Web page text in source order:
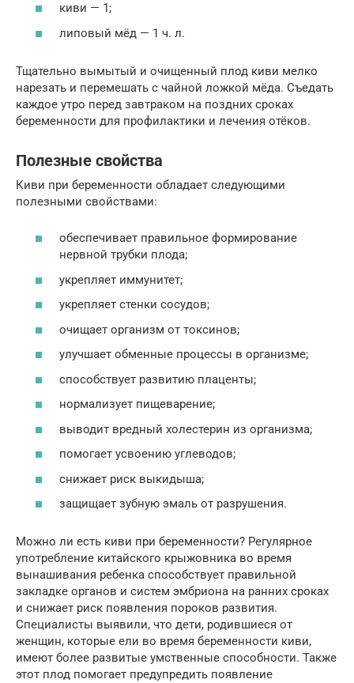
киви — 1;
липовый мёд — 1 ч. л.
Тщательно вымытый и очищенный плод киви мелко
нарезать и перемешать с чайной ложкой мёда. Съедать
каждое утро перед завтраком на поздних сроках
беременности для профилактики и лечения отёков.
Полезные свойства
Киви при беременности обладает следующими
полезными свойствами:
обеспечивает правильное формирование
нервной трубки плода;
укрепляет иммунитет;
укрепляет стенки сосудов;
очищает организм от токсинов;
улучшает обменные процессы в организме;
способствует развитию плаценты;
нормализует пищеварение;
выводит вредный холестерин из организма;
помогает усвоению углеводов;
снижает риск выкидыша;
защищает зубную эмаль от разрушения.
Можно ли есть киви при беременности? Регулярное
употребление китайского крыжовника во время
вынашивания ребенка способствует правильной
закладке органов и систем эмбриона на ранних сроках
и снижает риск появления пороков развития.
Специалисты выявили, что дети, родившиеся от
женщин, которые ели во время беременности киви,
имеют более развитые умственные способности. Также
этот плод помогает предупредить появление